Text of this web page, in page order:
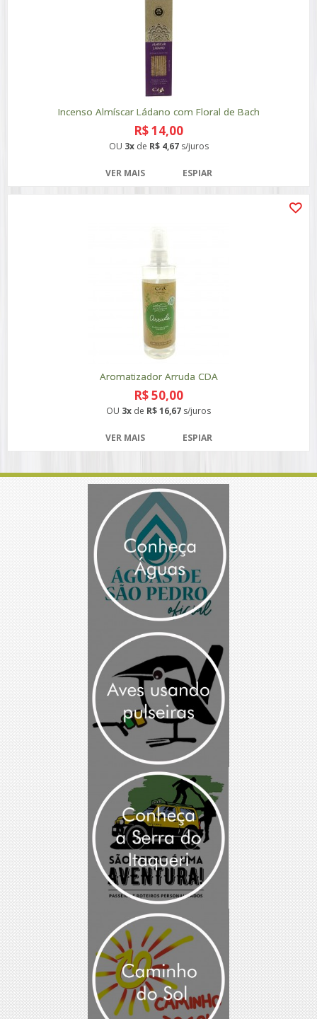
Incenso Almíscar Ládano com Floral de Bach
R$ 14,00
OU 3xde R$ 4,67s/juros
VER MAIS ESPIAR
Aromatizador Arruda CDA
R$ 50,00
OU 3x de R$ 16,67 s/juros
VER MAIS ESPIAR